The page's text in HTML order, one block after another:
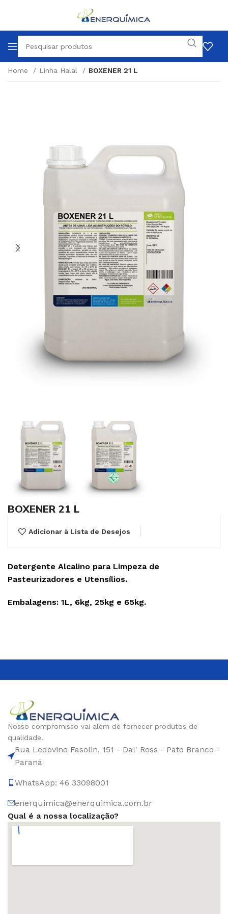
Home Linha Halal BOXENER 21 L
BOXENER 21 L
Adicionar à Lista de Desejos
Detergente Alcalino para Limpeza de
Pasteurizadores e Utensílios.
Embalagens: 1L, 6kg, 25kg e 65kg.
Nosso compromisso vai além de fornecer produtos de
qualidade.
Rua Ledovino Fasolin, 151 - Dal' Ross - Pato Branco -
Paraná
WhatsApp: 46 33098001
enerquimica@enerquimica.com.br
Qual é a nossa localização?